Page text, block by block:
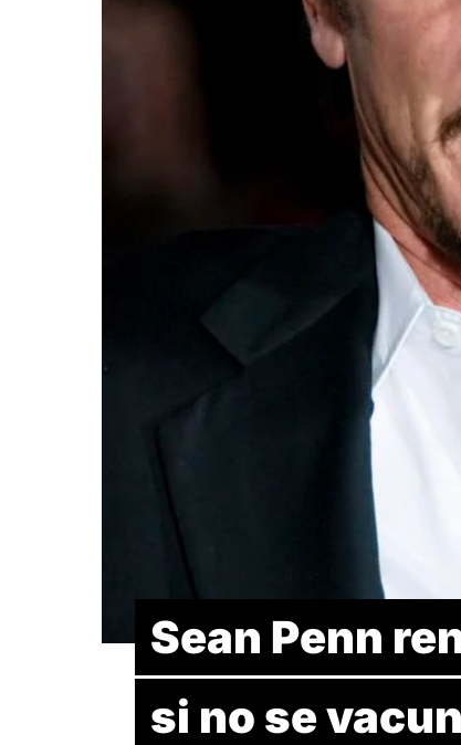
Sean Penn
si no se